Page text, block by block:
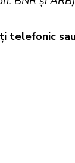
telefonic